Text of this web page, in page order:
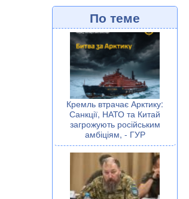
По теме
Кремль втрачає Арктику:
Санкції, НАТО та Китай
загрожують російським
амбіціям, - ГУР